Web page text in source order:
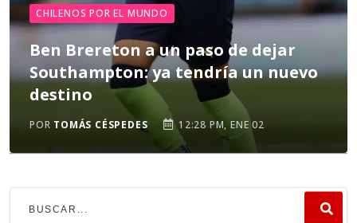
CHILENOS POR EL MUNDO
Ben Brereton a un paso de dejar
Southampton: ya tendría un nuevo
destino
POR TOMÁS CÉSPEDES 12:28 PM, ENE 02